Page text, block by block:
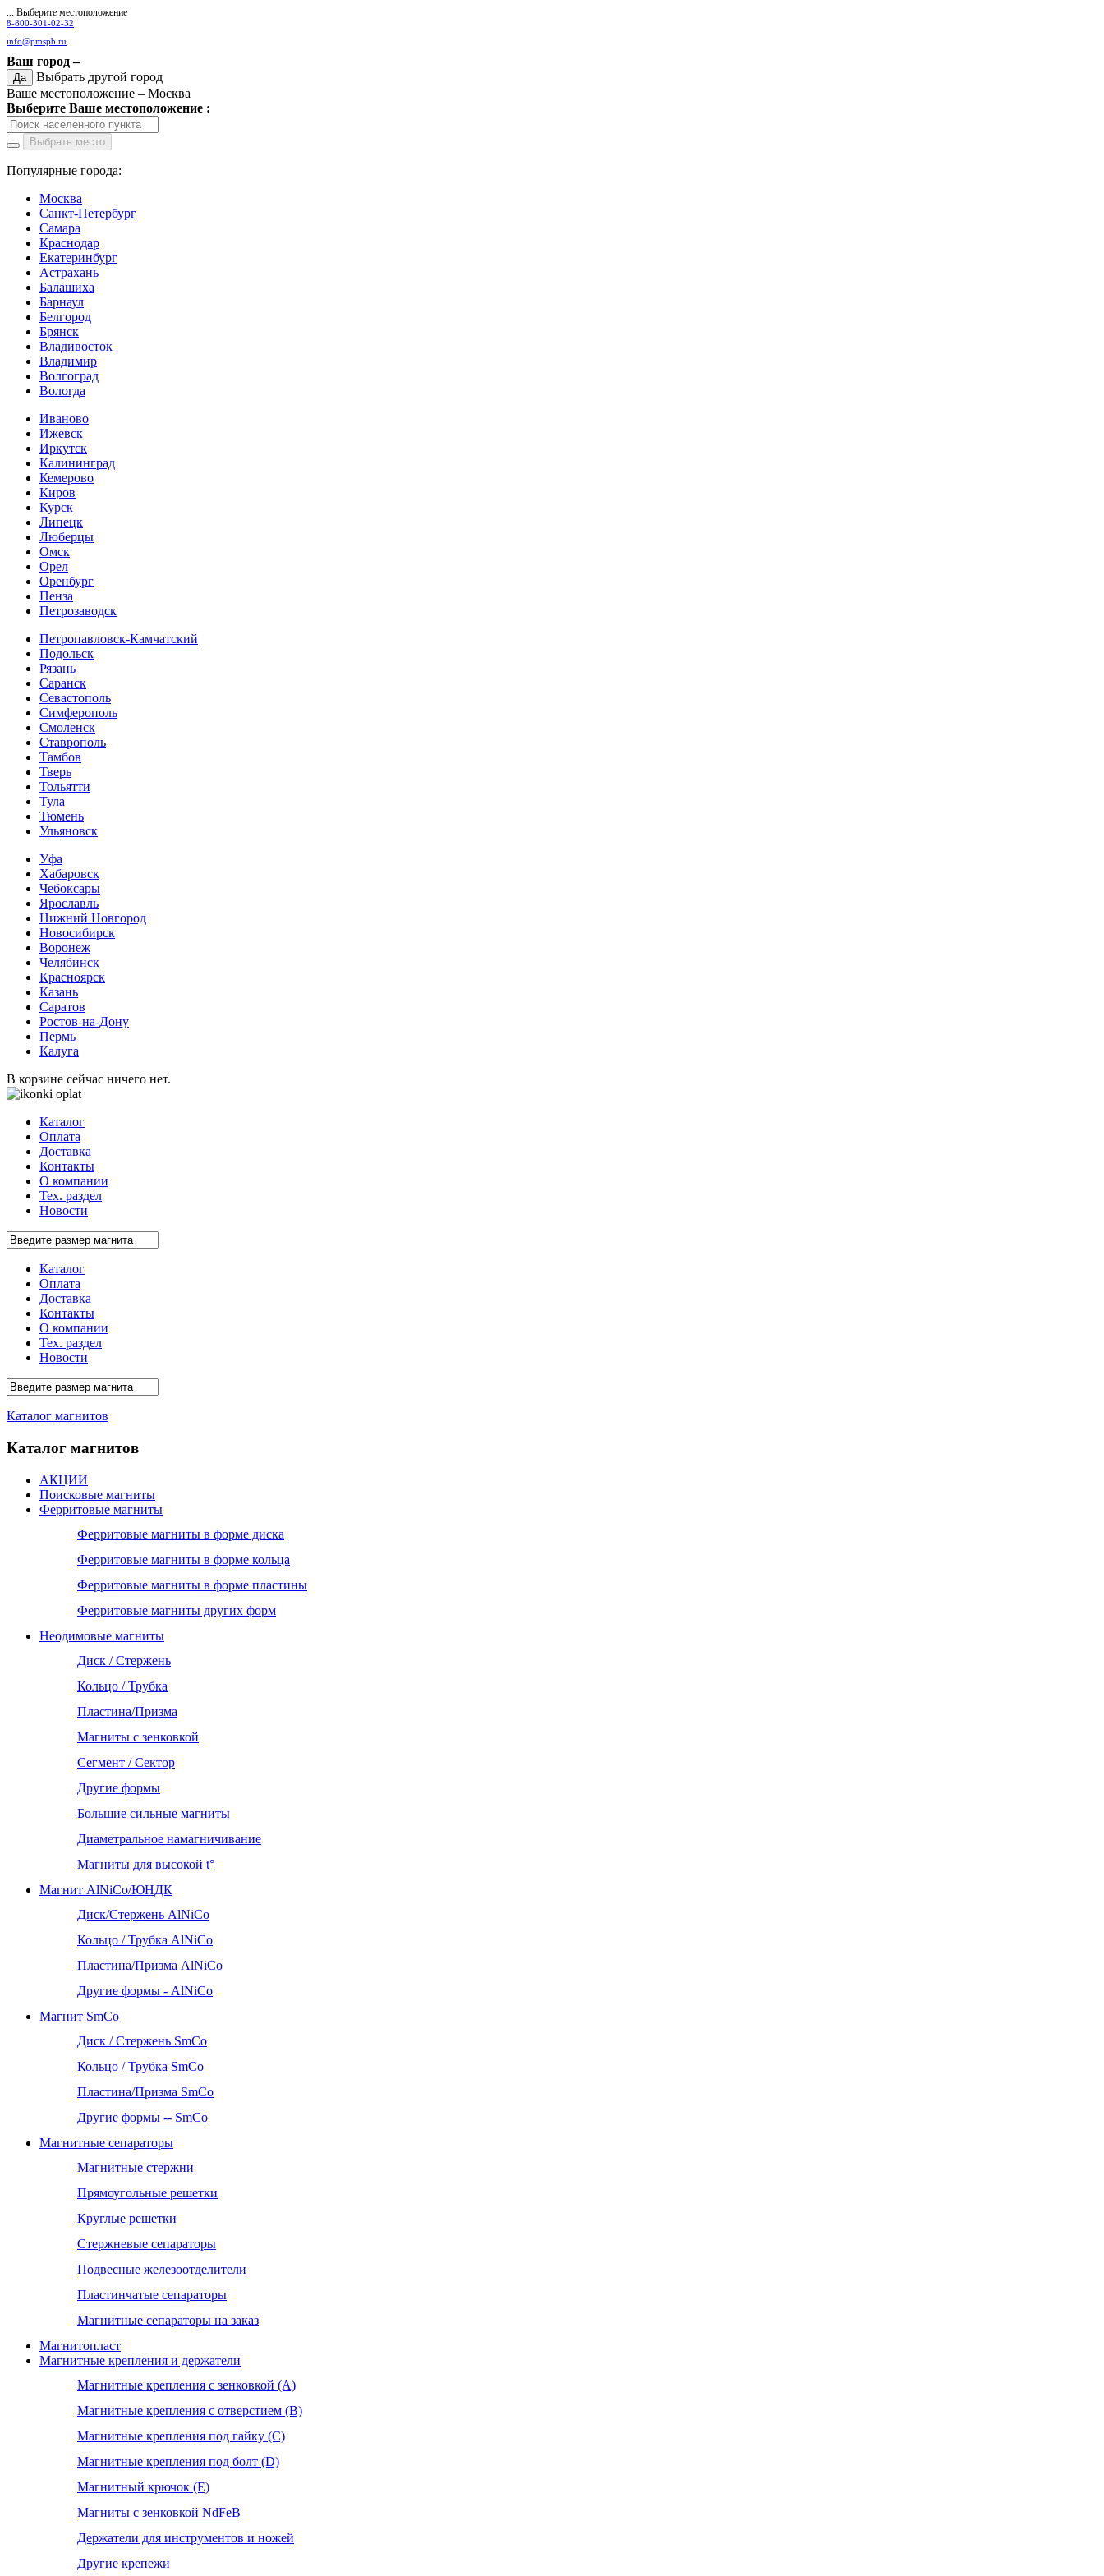
... Выберите местоположение
8-800-301-02-32
info@pmspb.ru
Ваш город –
Да
Выбрать другой город
Ваше местоположение – Москва
Выберите Ваше местоположение :
Выбрать место
Популярные города:
Москва
Санкт-Петербург
Самара
Краснодар
Екатеринбург
Астрахань
Балашиха
Барнаул
Белгород
Брянск
Владивосток
Владимир
Волгоград
Вологда
Иваново
Ижевск
Иркутск
Калининград
Кемерово
Киров
Курск
Липецк
Люберцы
Омск
Орел
Оренбург
Пенза
Петрозаводск
Петропавловск-Камчатский
Подольск
Рязань
Саранск
Севастополь
Симферополь
Смоленск
Ставрополь
Тамбов
Тверь
Тольятти
Тула
Тюмень
Ульяновск
Уфа
Хабаровск
Чебоксары
Ярославль
Нижний Новгород
Новосибирск
Воронеж
Челябинск
Красноярск
Казань
Саратов
Ростов-на-Дону
Пермь
Калуга
В корзине сейчас ничего нет.
Каталог
Оплата
Доставка
Контакты
О компании
Тех. раздел
Новости
Каталог
Оплата
Доставка
Контакты
О компании
Тех. раздел
Новости
Каталог магнитов
Каталог магнитов
АКЦИИ
Поисковые магниты
Ферритовые магниты
Ферритовые магниты в форме диска
Ферритовые магниты в форме кольца
Ферритовые магниты в форме пластины
Ферритовые магниты других форм
Неодимовые магниты
Диск / Стержень
Кольцо / Трубка
Пластина/Призма
Магниты с зенковкой
Сегмент / Сектор
Другие формы
Большие сильные магниты
Диаметральное намагничивание
Магниты для высокой t°
Магнит AlNiCo/ЮНДК
Диск/Стержень AlNiCo
Кольцо / Трубка AlNiCo
Пластина/Призма AlNiCo
Другие формы - AlNiCo
Магнит SmCo
Диск / Стержень SmCo
Кольцо / Трубка SmCo
Пластина/Призма SmCo
Другие формы -- SmCo
Магнитные сепараторы
Магнитные стержни
Прямоугольные решетки
Круглые решетки
Стержневые сепараторы
Подвесные железоотделители
Пластинчатые сепараторы
Магнитные сепараторы на заказ
Магнитопласт
Магнитные крепления и держатели
Магнитные крепления с зенковкой (А)
Магнитные крепления с отверстием (В)
Магнитные крепления под гайку (С)
Магнитные крепления под болт (D)
Магнитный крючок (Е)
Магниты с зенковкой NdFeB
Держатели для инструментов и ножей
Другие крепежи